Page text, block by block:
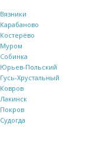
Вязники
Карабаново
Костерёво
Муром
Собинка
Юрьев-Польский
Гусь-Хрустальный
Ковров
Лакинск
Покров
Судогда